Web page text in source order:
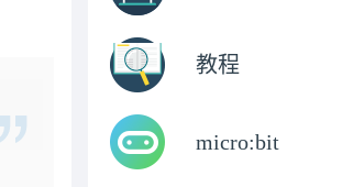
教程
micro:bit